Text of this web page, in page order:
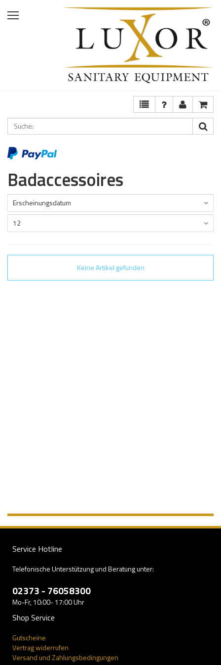
Home
Badaccessoires
Erscheinungsdatum
12
Keine Artikel gefunden
Service Hotline
Telefonische Unterstützung und Beratung unter:
02373 - 76058300
Mo-Fr, 10:00- 17:00 Uhr
Shop Service
Gutscheine
Vertrag widerrufen
Versand und Zahlungsbedingungen